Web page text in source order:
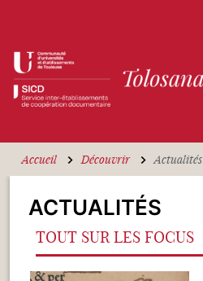
Accueil Découvrir Actualités
ACTUALITÉS
TOUT SUR LES FOCUS